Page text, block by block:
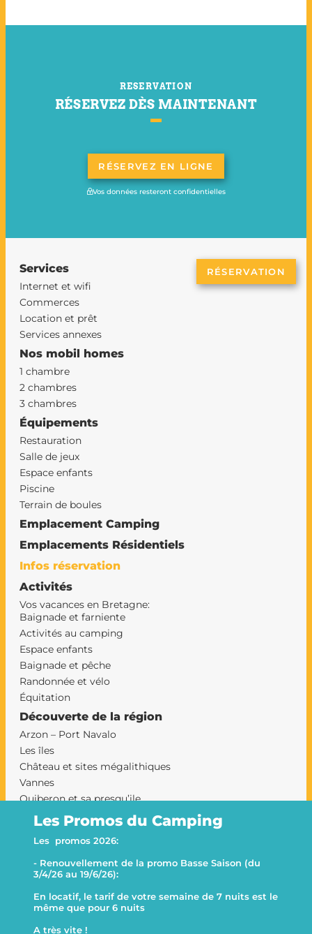
Les Promos du Camping
Les promos 2026:
- Renouvellement de la promo Basse Saison (du
3/4/26 au 19/6/26):
En locatif, le tarif de votre semaine de 7 nuits est le
même que pour 6 nuits
A très vite !
RESERVATION
RÉSERVEZ DÈS MAINTENANT
RÉSERVEZ EN LIGNE
Vos données resteront confidentielles
Services
Internet et wifi
Commerces
Location et prêt
Services annexes
Nos mobil homes
1 chambre
2 chambres
3 chambres
Équipements
Restauration
Salle de jeux
Espace enfants
Piscine
Terrain de boules
Emplacement Camping
Emplacements Résidentiels
Infos réservation
Activités
Vos vacances en Bretagne:
Baignade et farniente
Activités au camping
Espace enfants
Baignade et pêche
Randonnée et vélo
Équitation
Découverte de la région
Arzon – Port Navalo
Les îles
Château et sites mégalithiques
Vannes
Quiberon et sa presqu’ile
Le Morbihan et sa presqu’ile
Camping Sarzeau
Le camping Goh Velin
RÉSERVATION
This website uses cookies
This website uses cookies to improve user experience. By
using our website you consent to all cookies in accordance with
our Cookie Policy.